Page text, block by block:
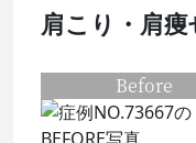
肩こり・肩
Before